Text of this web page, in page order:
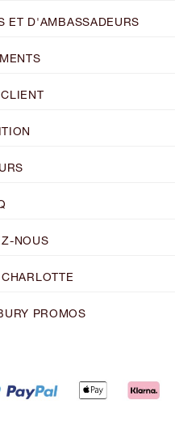
ET D'AMBASSADEURS
NOUS
PROMOS